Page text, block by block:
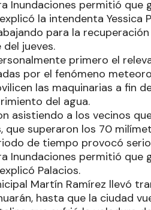
Inundaciones permitió que
la intendenta Yessica
para la
jueves.
primero el
por el fenómeno
las maquinarias a fin
del agua.
asistiendo a los vecinos
superaron los 70
de tiempo provocó
Inundaciones permitió que
Palacios.
Martín Ramírez llevó
hasta que la ciudad